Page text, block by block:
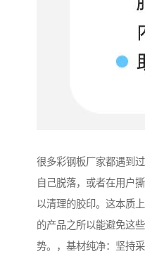
很多彩钢板厂家都遇到
自己脱落，或者在用户
以清理的胶印。这本质
的产品之所以能避免这
势。，基材纯净：坚持